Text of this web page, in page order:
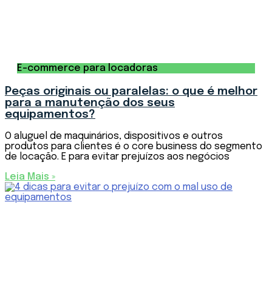
E-commerce para locadoras
Peças originais ou paralelas: o que é melhor
para a manutenção dos seus
equipamentos?
O aluguel de maquinários, dispositivos e outros
produtos para clientes é o core business do segmento
de locação. E para evitar prejuízos aos negócios
Leia Mais »